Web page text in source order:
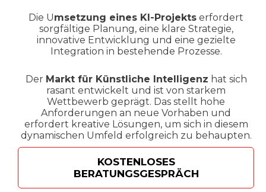
Die Umsetzung eines KI-Projekts erfordert
sorgfältige Planung, eine klare Strategie,
innovative Entwicklung und eine gezielte
Integration in bestehende Prozesse.
Der Markt für Künstliche Intelligenz hat sich
rasant entwickelt und ist von starkem
Wettbewerb geprägt. Das stellt hohe
Anforderungen an neue Vorhaben und
erfordert kreative Lösungen, um sich in diesem
dynamischen Umfeld erfolgreich zu behaupten.
KOSTENLOSES
BERATUNGSGESPRÄCH